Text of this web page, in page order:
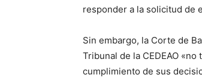
responder a la solicitud de
Sin embargo, la Corte de
Tribunal de la CEDEAO
cumplimiento de sus